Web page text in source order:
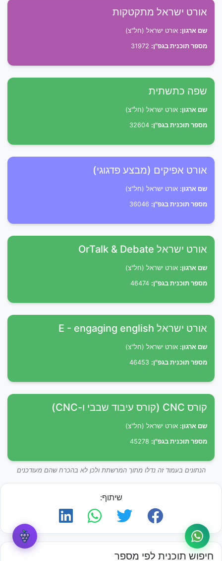
אורט ישראל מתקטקות
שם ארגון: אורט ישראל (חל"צ)
מספר תוכנית בגפ"ן:
שפה כתשתית
שם ארגון: אורט ישראל (חל"צ)
מספר תוכנית בגפ"ן:
אורט אפיקים (מבצע פדגוגי)
שם ארגון: אורט ישראל (חל"צ)
מספר תוכנית בגפ"ן:
אורט ישראל OrTalk & Debate
שם ארגון: אורט ישראל (חל"צ)
מספר תוכנית בגפ"ן:
אורט ישראל E - engaging english
שם ארגון: אורט ישראל (חל"צ)
מספר תוכנית בגפ"ן:
קורס CNC (קורס עיבוד שבבי ו-CNC)
שם ארגון: אורט ישראל (חל"צ)
מספר תוכנית בגפ"ן:
הנתונים בעמוד זה נדלו מתוך המרשתת ולכן לא בהכרח שהם מעודכנים
שיתוף:
חיפוש תוכנית לפי מספר